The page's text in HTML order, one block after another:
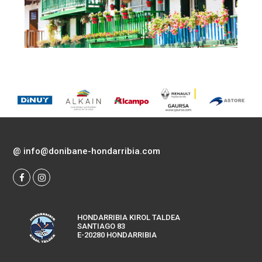
@ info@donibane-hondarribia.com
HONDARRIBIA KIROL TALDEA
SANTIAGO 83
E-20280 HONDARRIBIA